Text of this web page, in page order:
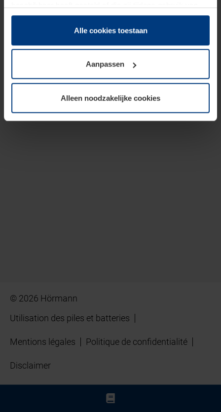
hun diensten hebben verzameld.
Juridisch hebben wij het recht om cookies op uw
van deze pagina's absoluut vereist is. Voor alle andere
soorten cookies is uw toestemming benodigd. Uw
toestemming kunt u op elk moment bij de uitleg van de
wijzigen of herroepen.
Alle cookies toestaan
Aanpassen
Alleen noodzakelijke cookies
© 2026 Hörmann
Utilisation des piles et batteries
Mentions légales Politique de confidentialité
Disclaimer